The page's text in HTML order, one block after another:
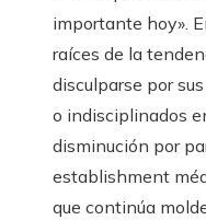
importante hoy».
raíces de la
disculparse por
o indisciplinados
disminución por
establishment
que continúa